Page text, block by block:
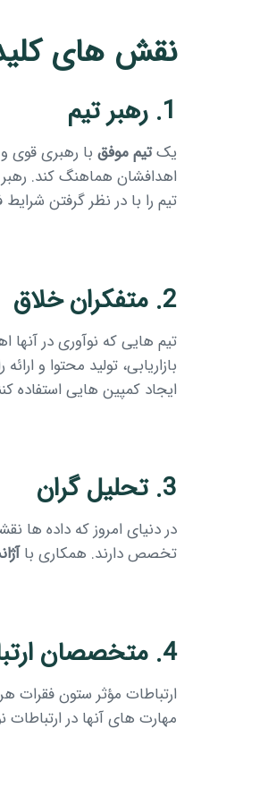
نقش های
1. رهبر تیم
یکتیم موفق با رهبری قوی
اهدافشان هماهنگ کند. رهبر
تیم را با در نظر گرفتن
2. متفکران خلاق
تیم هایی که نوآوری در آنها
بازاریابی، تولید محتوا و
ایجاد کمپین هایی
3. تحلیل گران
در دنیای امروز که داده ها
تخصص دارند. همکاری با
4. متخصصان ارتباطات
ارتباطات مؤثر ستون فقرات
مهارت های آنها در